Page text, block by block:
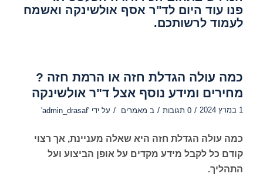
פנו עוד היום לד"ר אסף אולשינקה ואשמח
לעמוד לרשותכם.
כמה עולה הגדלת חזה או הרמת חזה ?
מחירים ומידע נוסף אצל ד"ר אולשינקה
1 במרץ 2024 / 0 תגובות / ב מאמרים / על ידי 'admin_drasaf'
כמה עולה הגדלת חזה היא שאלה מעניינת, אך רצוי
קודם כל לקבל מידע מקדים על אופן הביצוע ועל
התהליך.